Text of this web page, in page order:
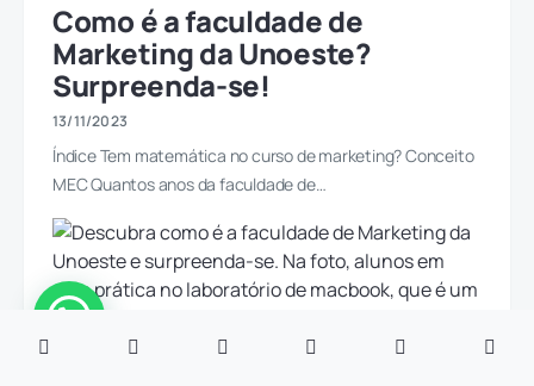
Como é a faculdade de
Marketing da Unoeste?
Surpreenda-se!
13/11/2023
Índice Tem matemática no curso de marketing? Conceito
MEC Quantos anos da faculdade de…